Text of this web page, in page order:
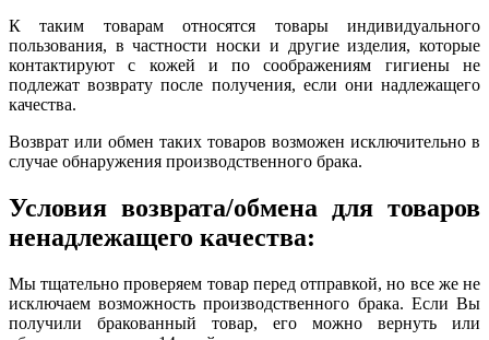
К таким товарам относятся товары индивидуального
пользования, в частности носки и другие изделия, которые
контактируют с кожей и по соображениям гигиены не
подлежат возврату после получения, если они надлежащего
качества.
Возврат или обмен таких товаров возможен исключительно в
случае обнаружения производственного брака.
Условия возврата/обмена для товаров
ненадлежащего качества:
Мы тщательно проверяем товар перед отправкой, но все же не
исключаем возможность производственного брака. Если Вы
получили бракованный товар, его можно вернуть или